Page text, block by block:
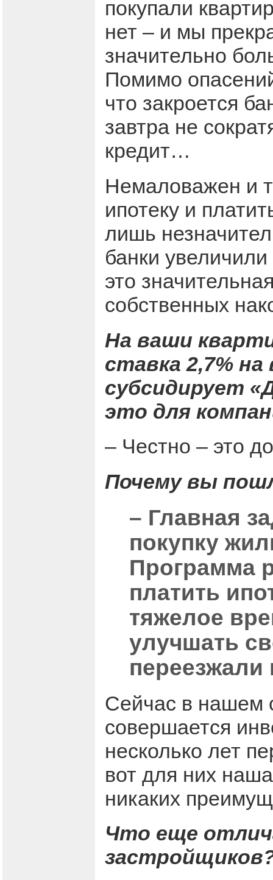
покупали
нет – и мы
значительно
Помимо
что закроется
завтра не
кредит…
Немаловажен и
ипотеку и
лишь
банки
это
собственных
На ваши
ставка 2,7% на
субсидирует
это для
– Честно – это
Почему вы
– Главная
покупку
Программа
платить
тяжелое
улучшать
Сейчас в нашем
совершается
несколько лет
вот для них
никаких
Что еще